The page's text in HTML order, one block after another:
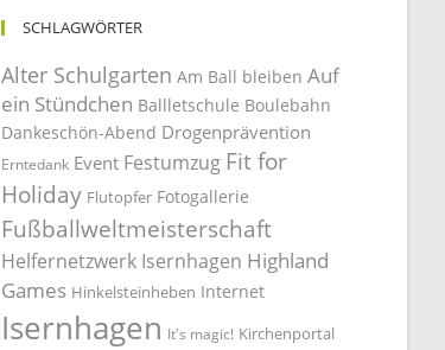
SCHLAGWÖRTER
Alter Schulgarten Am Ball bleiben Auf
ein Stündchen Ballletschule Boulebahn
Dankeschön-Abend Drogenprävention
Erntedank Event Festumzug Fit for
Holiday Flutopfer Fotogallerie
Fußballweltmeisterschaft
Helfernetzwerk Isernhagen Highland
Games Hinkelsteinheben Internet
Isernhagen It's magic! Kirchenportal